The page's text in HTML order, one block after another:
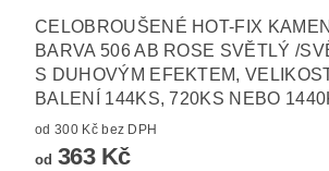
CELOBROUŠENÉ HOT-FIX
BARVA 506 AB ROSE SVĚTLÝ /
S DUHOVÝM EFEKTEM,
BALENÍ 144KS, 720KS NEBO
od 300 Kč bez DPH
od 363 Kč